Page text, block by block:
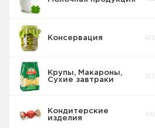
Консервация 432
Крупы, Макароны,
Сухие завтраки
523
Кондитерские
изделия
670